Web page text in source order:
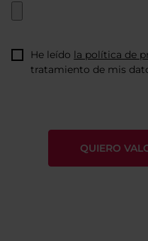
He leído la política de
tratamiento de mis